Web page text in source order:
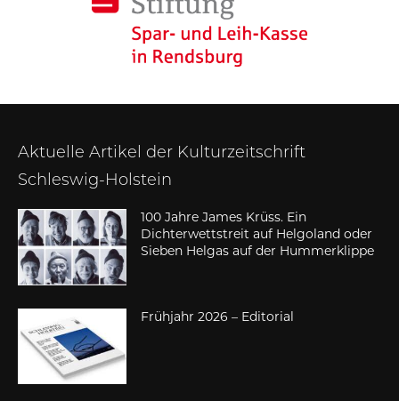
Aktuelle Artikel der Kulturzeitschrift
Schleswig-Holstein
100 Jahre James Krüss. Ein
Dichterwettstreit auf Helgoland oder
Sieben Helgas auf der Hummerklippe
Frühjahr 2026 – Editorial